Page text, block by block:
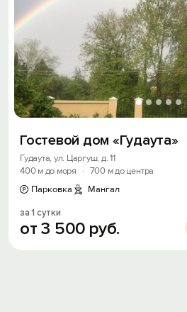
Гостевой дом «Гудаута»
Гудаута, ул. Царгуш, д. 11
400 м до моря
· 700 м до центра
Парковка
Мангал
за 1 сутки
от3 500 руб.